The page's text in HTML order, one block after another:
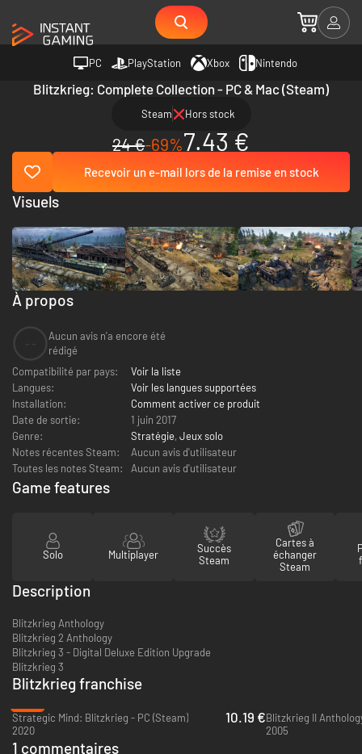
PC PlayStation Xbox Nintendo
Blitzkrieg: Complete Collection - PC & Mac (Steam)
Steam Hors stock
24 €-69%7.43 €
Recevoir un e-mail lors de la remise en stock
À propos
Aucun avis n'a encore été
rédigé
Compatibilité par pays:
Voir la liste
Langues:
Voir les langues supportées
Installation:
Comment activer ce produit
Date de sortie:
1 juin 2017
Genre:
Stratégie, Jeux solo
Notes récentes Steam:
Aucun avis d'utilisateur
Toutes les notes Steam:
Aucun avis d'utilisateur
Visuels
Game features
Solo Multiplayer
Succès
Steam
Cartes à
échanger
Steam
Description
Blitzkrieg Anthology
Blitzkrieg 2 Anthology
Blitzkrieg 3 - Digital Deluxe Edition Upgrade
Blitzkrieg 3
Blitzkrieg franchise
Strategic Mind: Blitzkrieg - PC (Steam)
2020
10.19 €Blitzkrieg II
2005
1 commentaires